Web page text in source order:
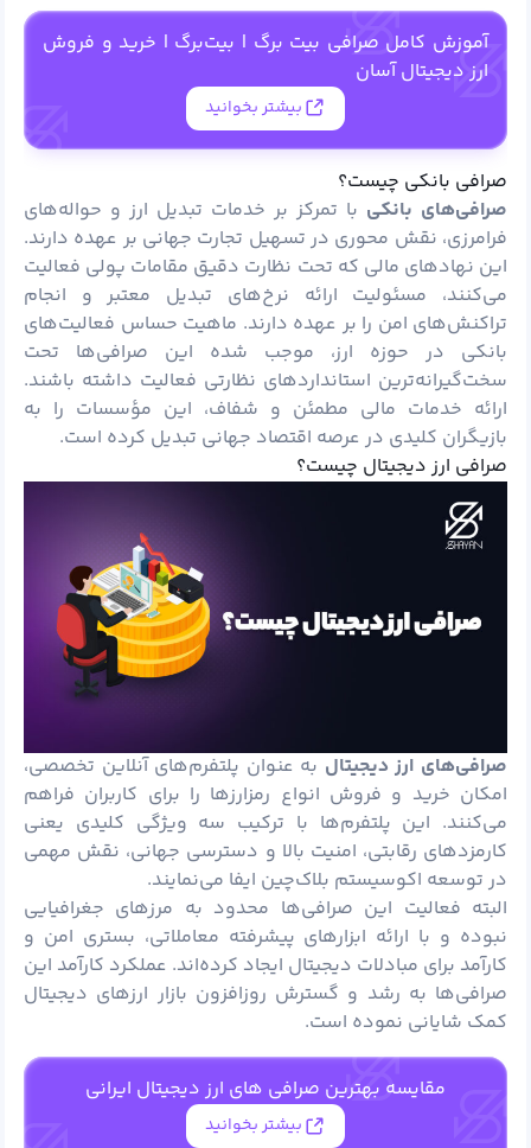
آموزش کامل صرافی بیت برگ | بیت‌برگ | خرید و فروش
ارز دیجیتال آسان
بیشتر بخوانید
صرافی بانکی چیست؟
صرافی‌های بانکی با تمرکز بر خدمات تبدیل ارز و حواله‌های
فرامرزی، نقش محوری در تسهیل تجارت جهانی بر عهده دارند.
این نهادهای مالی که تحت نظارت دقیق مقامات پولی فعالیت
می‌کنند، مسئولیت ارائه نرخ‌های تبدیل معتبر و انجام
تراکنش‌های امن را بر عهده دارند. ماهیت حساس فعالیت‌های
بانکی در حوزه ارز، موجب شده این صرافی‌ها تحت
سخت‌گیرانه‌ترین استانداردهای نظارتی فعالیت داشته باشند.
ارائه خدمات مالی مطمئن و شفاف، این مؤسسات را به
بازیگران کلیدی در عرصه اقتصاد جهانی تبدیل کرده است.
صرافی ارز دیجیتال چیست؟
صرافی‌های ارز دیجیتال به عنوان پلتفرم‌های آنلاین تخصصی،
امکان خرید و فروش انواع رمزارزها را برای کاربران فراهم
می‌کنند. این پلتفرم‌ها با ترکیب سه ویژگی کلیدی یعنی
کارمزدهای رقابتی، امنیت بالا و دسترسی جهانی، نقش مهمی
در توسعه اکوسیستم بلاک‌چین ایفا می‌نمایند.
البته فعالیت این صرافی‌ها محدود به مرزهای جغرافیایی
نبوده و با ارائه ابزارهای پیشرفته معاملاتی، بستری امن و
کارآمد برای مبادلات دیجیتال ایجاد کرده‌اند. عملکرد کارآمد این
صرافی‌ها به رشد و گسترش روزافزون بازار ارزهای دیجیتال
کمک شایانی نموده است.
مقایسه بهترین صرافی های ارز دیجیتال ایرانی
بیشتر بخوانید